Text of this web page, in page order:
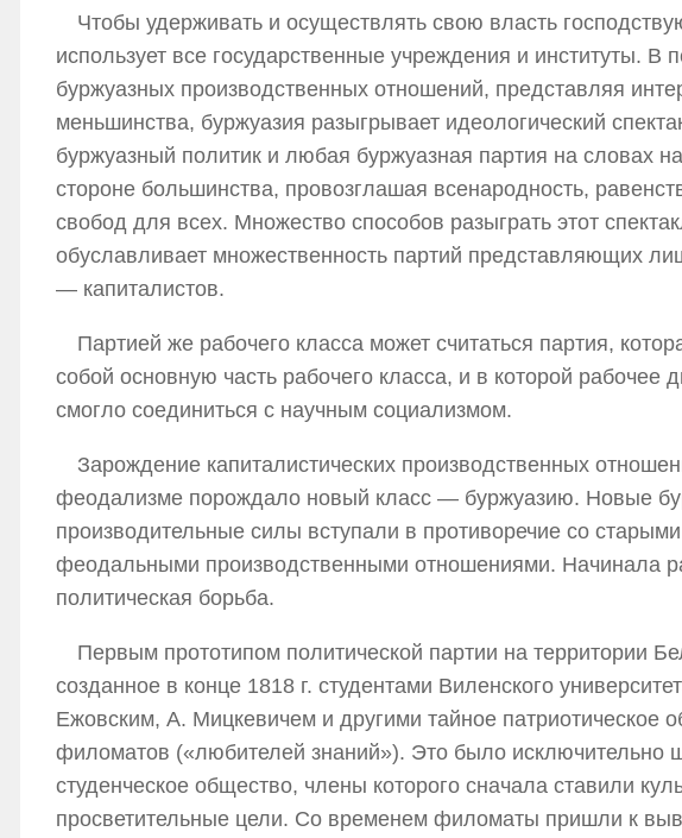
Чтобы удерживать и осуществлять свою власть
использует все государственные учреждения и институты. В
буржуазных производственных отношений, представляя
меньшинства, буржуазия разыгрывает идеологический
буржуазный политик и любая буржуазная партия на словах
стороне большинства, провозглашая всенародность,
свобод для всех. Множество способов разыграть этот
обуславливает множественность партий представляющих
— капиталистов.
Партией же рабочего класса может считаться партия,
собой основную часть рабочего класса, и в которой рабочее
смогло соединиться с научным социализмом.
Зарождение капиталистических производственных
феодализме порождало новый класс — буржуазию. Новые
производительные силы вступали в противоречие со старыми
феодальными производственными отношениями. Начинала
политическая борьба.
Первым прототипом политической партии на территории
созданное в конце 1818 г. студентами Виленского
Ежовским, А. Мицкевичем и другими тайное патриотическое
филоматов («любителей знаний»). Это было исключительно
студенческое общество, члены которого сначала ставили
просветительные цели. Со временем филоматы пришли к